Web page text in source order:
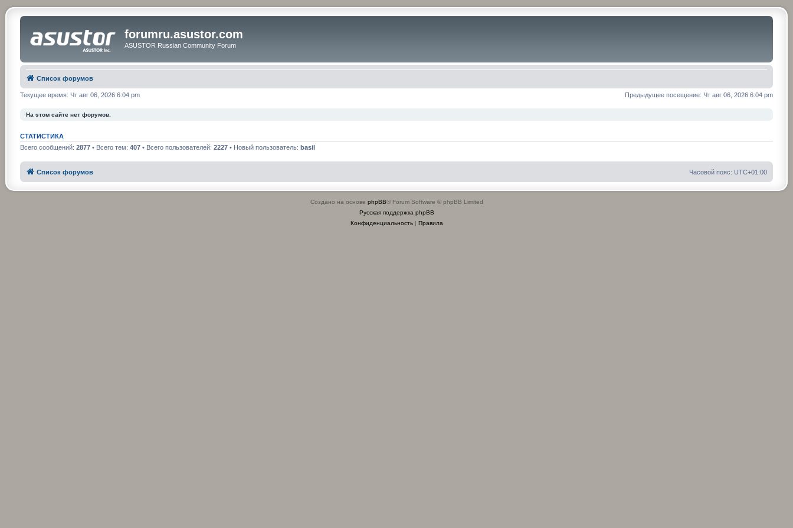
forumru.asustor.com
ASUSTOR Russian Community Forum
Список форумов
Предыдущее посещение: Чт авг 06, 2026 6:04 pm
Текущее время: Чт авг 06, 2026 6:04 pm
На этом сайте нет форумов.
СТАТИСТИКА
Всего сообщений: 2877• Всего тем: 407• Всего пользователей: 2227• Новый пользователь: basil
Список форумов Часовой пояс: UTC+01:00
Создано на основе phpBB® Forum Software © phpBB Limited
Русская поддержка phpBB
Конфиденциальность| Правила